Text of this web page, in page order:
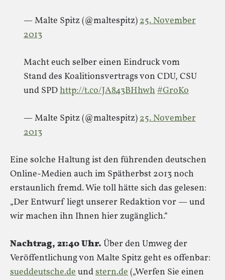
— Malte Spitz (@maltespitz)25. November
2013
Macht euch selber einen Eindruck vom
Stand des Koalitionsvertrags von CDU, CSU
und SPDhttp://t.co/JA843BHhwh#GroKo
— Malte Spitz (@maltespitz)25. November
2013
Eine solche Haltung ist den führenden deutschen
Online-Medien auch im Spätherbst 2013 noch
erstaunlich fremd. Wie toll hätte sich das gelesen:
„Der Entwurf liegt unserer Redaktion vor — und
wir machen ihn Ihnen hier zugänglich.“
Nachtrag, 21:40 Uhr. Über den Umweg der
Veröffentlichung von Malte Spitz geht es offenbar:
sueddeutsche.deundstern.de(„Werfen Sie einen